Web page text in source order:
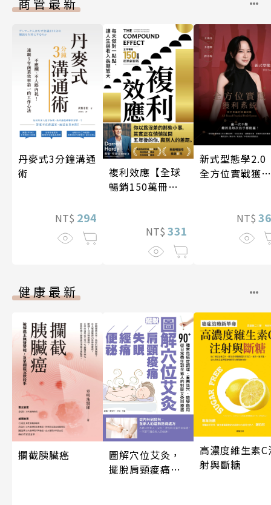
丹麥式3分鐘溝通
術
NT$ 294
複利效應【全球
暢銷150萬冊・
NT$ 331
新式型態學
全方位實戰獲利
NT$
健康最新
攔截胰臟癌
圖解穴位艾灸，
擺脫肩頸痠痛、
高濃度維生素C
射與斷糖